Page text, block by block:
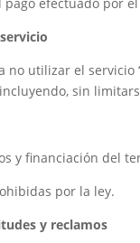
no utilizar el servicio
sin
y financiación del
por la ley.
y reclamos